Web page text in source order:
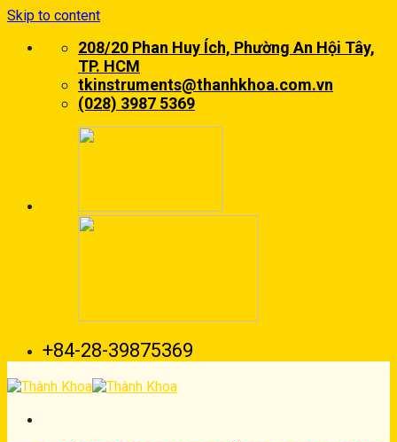
Skip to content
208/20 Phan Huy Ích, Phường An Hội Tây,
TP. HCM
tkinstruments@thanhkhoa.com.vn
(028) 3987 5369
+84-28-39875369